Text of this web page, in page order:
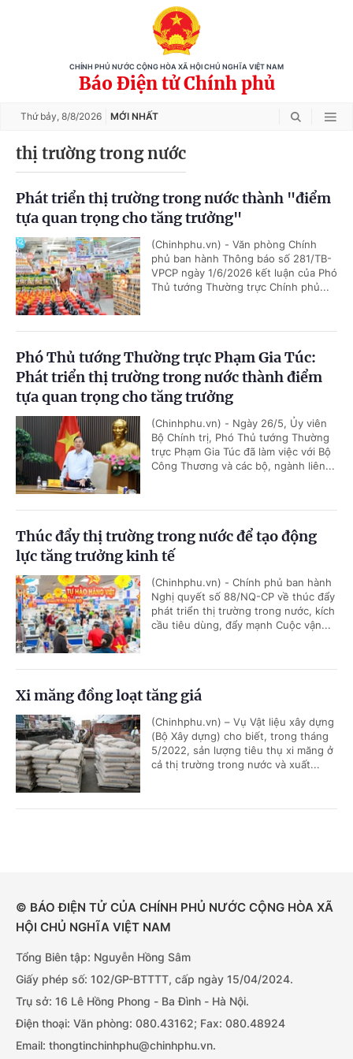
CHÍNH PHỦ NƯỚC CỘNG HÒA XÃ HỘI CHỦ NGHĨA VIỆT NAM
Báo Điện tử Chính phủ
Thứ bảy, 8/8/2026 MỚI NHẤT
thị trường trong nước
Phát triển thị trường trong nước thành "điểm
tựa quan trọng cho tăng trưởng"
(Chinhphu.vn) - Văn phòng Chính
phủ ban hành Thông báo số 281/TB-
VPCP ngày 1/6/2026 kết luận của Phó
Thủ tướng Thường trực Chính phủ...
Phó Thủ tướng Thường trực Phạm Gia Túc:
Phát triển thị trường trong nước thành điểm
tựa quan trọng cho tăng trưởng
(Chinhphu.vn) - Ngày 26/5, Ủy viên
Bộ Chính trị, Phó Thủ tướng Thường
trực Phạm Gia Túc đã làm việc với Bộ
Công Thương và các bộ, ngành liên...
Thúc đẩy thị trường trong nước để tạo động
lực tăng trưởng kinh tế
(Chinhphu.vn) - Chính phủ ban hành
Nghị quyết số 88/NQ-CP về thúc đẩy
phát triển thị trường trong nước, kích
cầu tiêu dùng, đẩy mạnh Cuộc vận...
Xi măng đồng loạt tăng giá
(Chinhphu.vn) – Vụ Vật liệu xây dựng
(Bộ Xây dựng) cho biết, trong tháng
5/2022, sản lượng tiêu thụ xi măng ở
cả thị trường trong nước và xuất...
© BÁO ĐIỆN TỬ CỦA CHÍNH PHỦ NƯỚC CỘNG HÒA XÃ
HỘI CHỦ NGHĨA VIỆT NAM
Tổng Biên tập: Nguyễn Hồng Sâm
Giấy phép số: 102/GP-BTTTT, cấp ngày 15/04/2024.
Trụ sở: 16 Lê Hồng Phong - Ba Đình - Hà Nội.
Điện thoại: Văn phòng: 080.43162; Fax: 080.48924
Email: thongtinchinhphu@chinhphu.vn.